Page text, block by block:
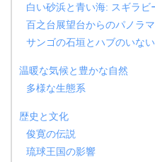
白い砂浜と青い海: スギラビ
百之台展望台からのパノラマ
サンゴの石垣とハブのいな
温暖な気候と豊かな自然
多様な生態系
歴史と文化
俊寛の伝説
琉球王国の影響